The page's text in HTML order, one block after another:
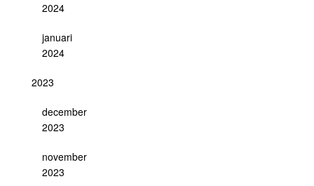
2024
januari
2024
2023
december
2023
november
2023